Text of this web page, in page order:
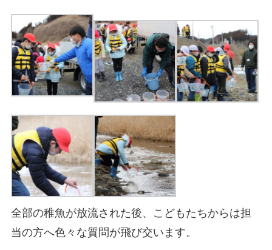
全部の稚魚が放流された後、こどもたちからは担
当の方へ色々な質問が飛び交います。